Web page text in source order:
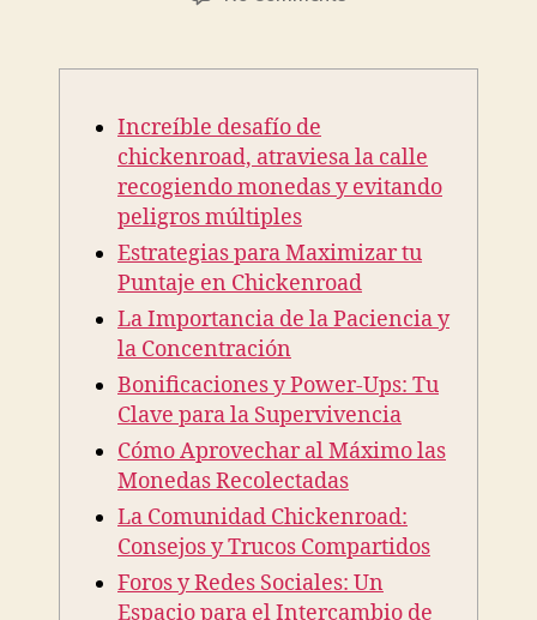
de
la
calle
recogiendo
y
evitando
peligros
múltiples
Increíble desafío de
chickenroad, atraviesa la calle
recogiendo monedas y evitando
peligros múltiples
Estrategias para Maximizar tu
Puntaje en Chickenroad
La Importancia de la Paciencia y
la Concentración
Bonificaciones y Power-Ups: Tu
Clave para la Supervivencia
Cómo Aprovechar al Máximo las
Monedas Recolectadas
La Comunidad Chickenroad:
Consejos y Trucos Compartidos
Foros y Redes Sociales: Un
Espacio para el Intercambio de